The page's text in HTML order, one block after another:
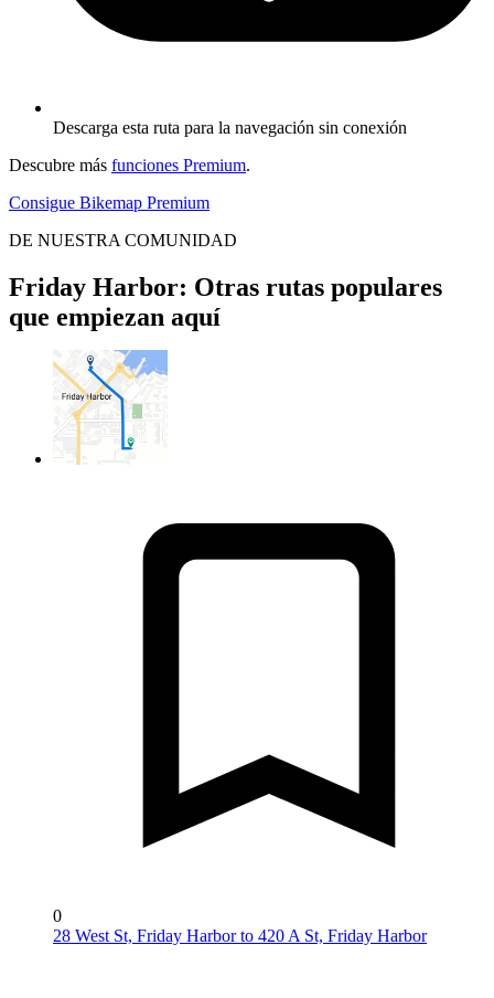
Descarga esta ruta para la navegación sin conexión
Descubre más funciones Premium.
Consigue Bikemap Premium
DE NUESTRA COMUNIDAD
Friday Harbor: Otras rutas populares
que empiezan aquí
0
28 West St, Friday Harbor to 420 A St, Friday Harbor